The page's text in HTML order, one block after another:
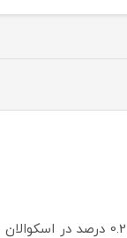
اگر به دنبال کاهش چروک‌ها، بهبود بافت